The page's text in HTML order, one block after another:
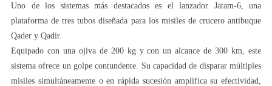
Uno de los sistemas más destacados es el lanzador Jatam-6, una
plataforma de tres tubos diseñada para los misiles de crucero antibuque
Qader y Qadir.
Equipado con una ojiva de 200 kg y con un alcance de 300 km, este
sistema ofrece un golpe contundente. Su capacidad de disparar múltiples
misiles simultáneamente o en rápida sucesión amplifica su efectividad,